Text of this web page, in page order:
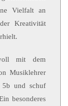
Vielfalt an
Kreativität
mit dem
Musiklehrer
5b und schuf
besonderes